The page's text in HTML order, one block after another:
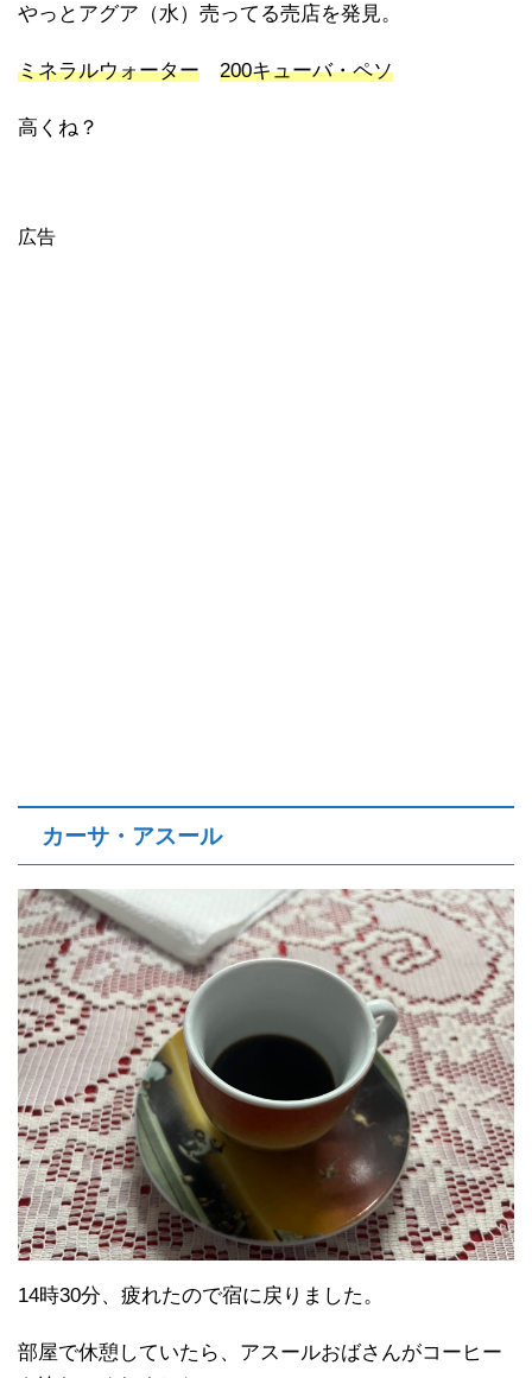
やっとアグア（水）売ってる売店を発見。
ミネラルウォーター 200キューバ・ペソ
高くね？
広告
カーサ・アスール
14時30分、疲れたので宿に戻りました。
部屋で休憩していたら、アスールおばさんがコーヒー